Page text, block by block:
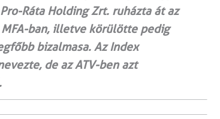
Ráta Holding Zrt. ruházta át az
ban, illetve körülötte pedig
bizalmasa. Az Index
de az ATV-ben azt